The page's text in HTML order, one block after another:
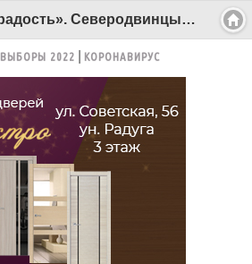
«И горечь, и радость». Северодвинцы вспоминают своих героев ВОВ - Беломорканал Северодвинск tv29.ru
ВЫБОРЫ 2022 КОРОНАВИРУС